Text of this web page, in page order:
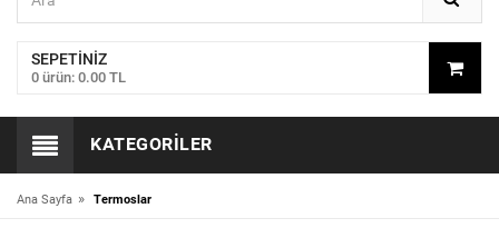
SEPETINIZ
0 ürün: 0.00 TL
KATEGORILER
Ana Sayfa » Termoslar